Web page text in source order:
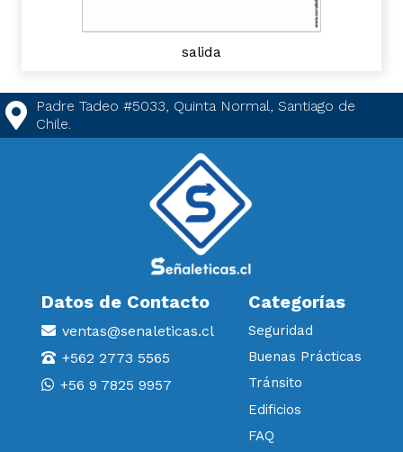
salida
Padre Tadeo #5033, Quinta Normal, Santiago de
Chile.
Datos de Contacto
ventas@senaleticas.cl
+562 2773 5565
+56 9 7825 9957
Categorías
Seguridad
Buenas Prácticas
Tránsito
Edificios
FAQ